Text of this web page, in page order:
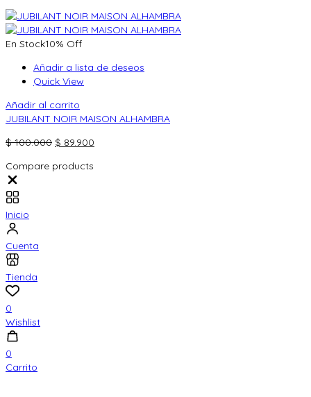
original
era:
$ 180.000.
actual
es:
En Stock10% Off
Añadir a lista de deseos
Quick View
Añadir al carrito
JUBILANT NOIR MAISON ALHAMBRA
$100.000 El
original
$ 89.900
Compare products
Inicio
Cuenta
Tienda
0
Wishlist
0
Carrito